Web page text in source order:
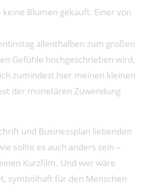
keine Blumen gekauft. Einer von
allenthalben zum großen
Gefühle hochgeschrieben wird,
zumindest hier meinen kleinen
der monetären Zuwendung
und Businessplan liebenden
sollte es auch anders sein –
Kurzfilm. Und wer wäre
symbolhaft für den Menschen